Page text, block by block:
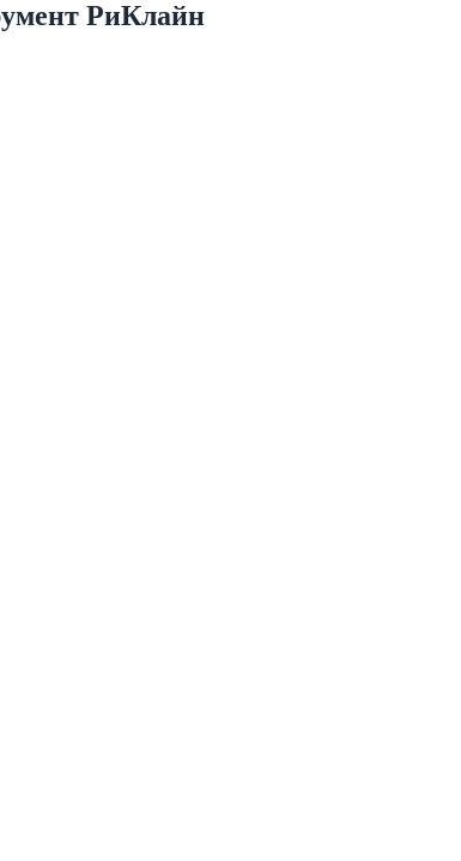
РиКлайн